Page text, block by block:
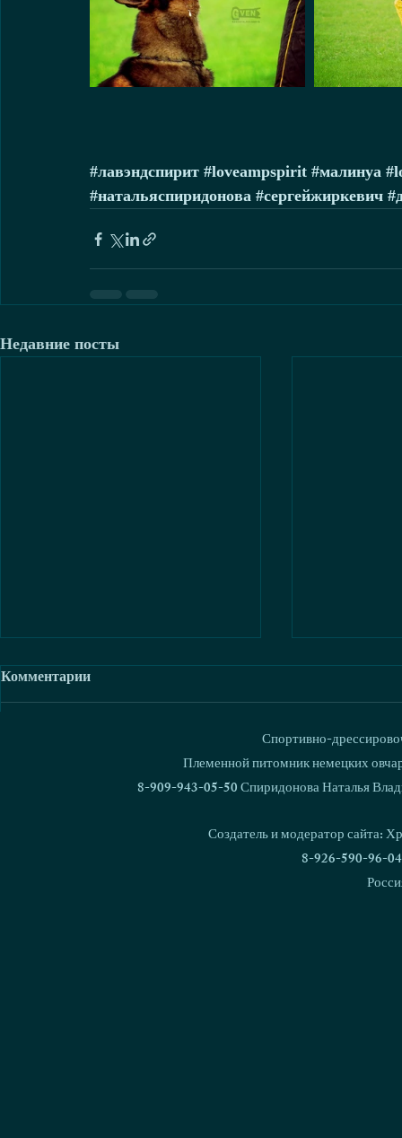
#лавэндспирит #loveampspirit #малинуа
#натальяспиридонова #сергейжиркевич
Недавние посты
Комментарии
Спортивно-
Племенной питомник немецких
8-909-943-05-50 Спиридонова Наталья
Создатель и модератор сайта:
8-926-590-96-